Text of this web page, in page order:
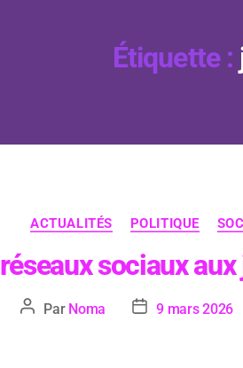
Étiquette :
ACTUALITÉS POLITIQUE
sociaux
Par Noma 9 mars 2026